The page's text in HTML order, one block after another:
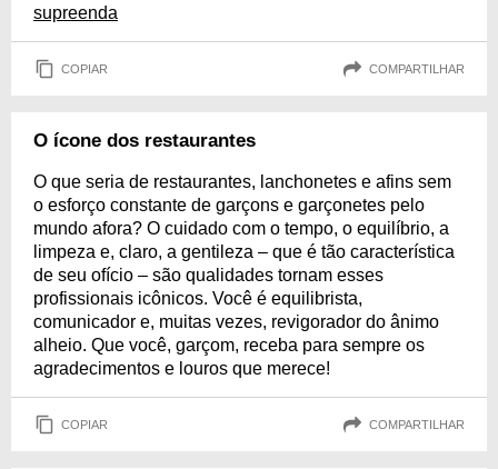
supreenda
COPIAR COMPARTILHAR
O ícone dos restaurantes
O que seria de restaurantes, lanchonetes e afins sem
o esforço constante de garçons e garçonetes pelo
mundo afora? O cuidado com o tempo, o equilíbrio, a
limpeza e, claro, a gentileza – que é tão característica
de seu ofício – são qualidades tornam esses
profissionais icônicos. Você é equilibrista,
comunicador e, muitas vezes, revigorador do ânimo
alheio. Que você, garçom, receba para sempre os
agradecimentos e louros que merece!
COPIAR COMPARTILHAR